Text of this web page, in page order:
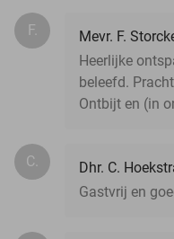
F.
Mevr. F.
Heerlijke
beleefd.
Ontbijt en (in
C.
Dhr. C.
Gastvrij en